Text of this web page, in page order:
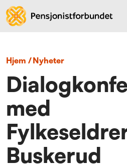
Hjem / nyheter
med
Buskerud